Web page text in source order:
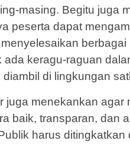
masing. Begitu juga
peserta dapat
keragu-raguan
di lingkungan
juga menekankan agar
baik, transparan, dan
harus ditingkatkan